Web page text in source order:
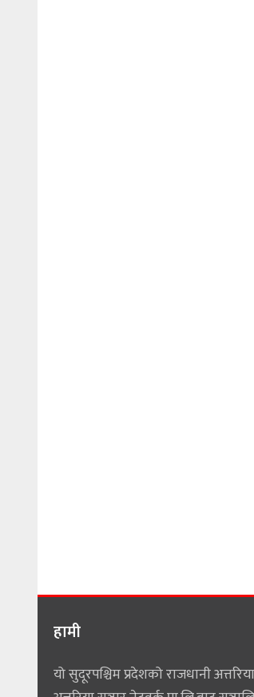
हामी
यो सुदूरपश्चिम प्रदेशको राजधानी